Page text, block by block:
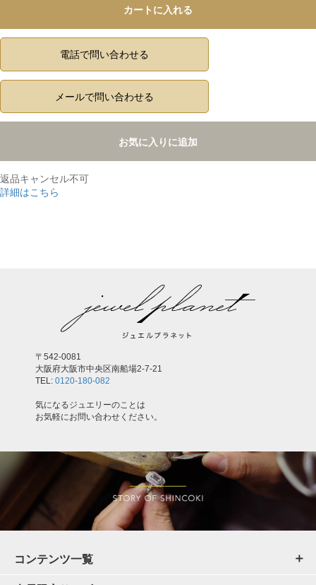
カートに入れる
電話で問い合わせる
メールで問い合わせる
お気に入りに追加
返品キャンセル不可
詳細はこちら
〒542-0081
大阪府大阪市中央区南船場2-7-21
TEL: 0120-180-082
気になるジュエリーのことは
お気軽にお問い合わせください。
コンテンツ一覧